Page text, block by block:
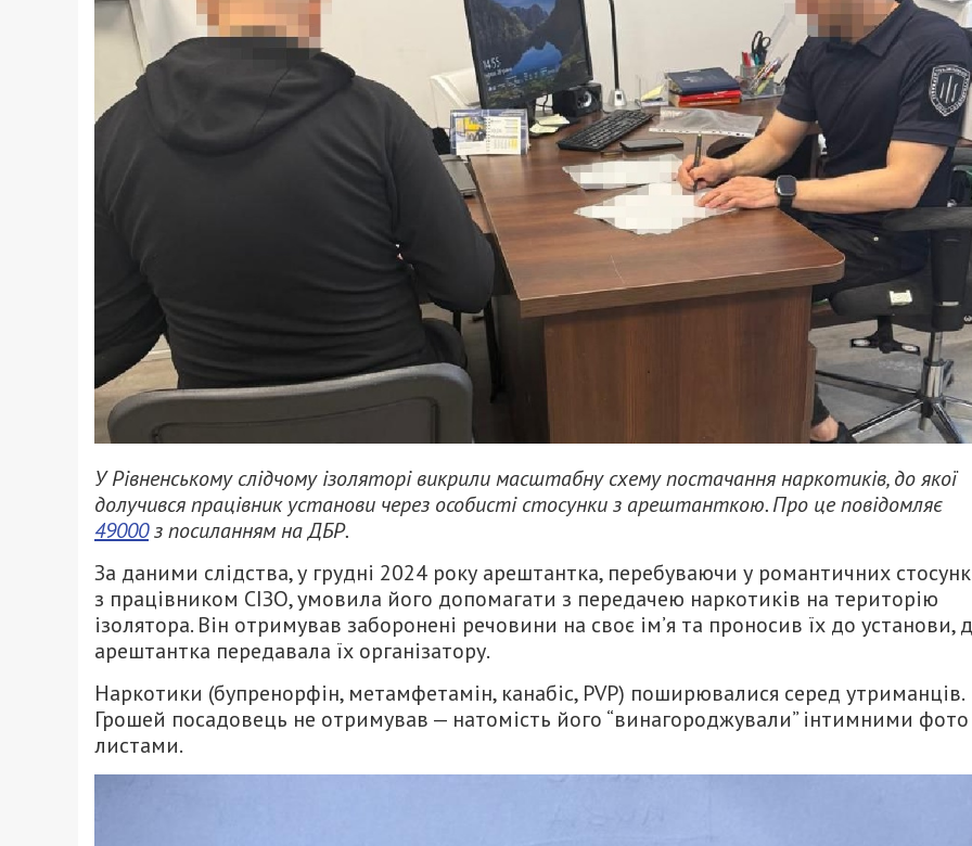
У Рівненському слідчому ізоляторі викрили масштабну схему постачання наркотиків, до якої
долучився працівник установи через особисті стосунки з арештанткою. Про це повідомляє
49000з посиланням на ДБР.
За даними слідства, у грудні 2024 року арештантка, перебуваючи у романтичних
з працівником СІЗО, умовила його допомагати з передачею наркотиків на територію
ізолятора. Він отримував заборонені речовини на своє ім’я та проносив їх до установи,
арештантка передавала їх організатору.
Наркотики (бупренорфін, метамфетамін, канабіс, PVP) поширювалися серед утриманців.
Грошей посадовець не отримував — натомість його “винагороджували” інтимними
листами.